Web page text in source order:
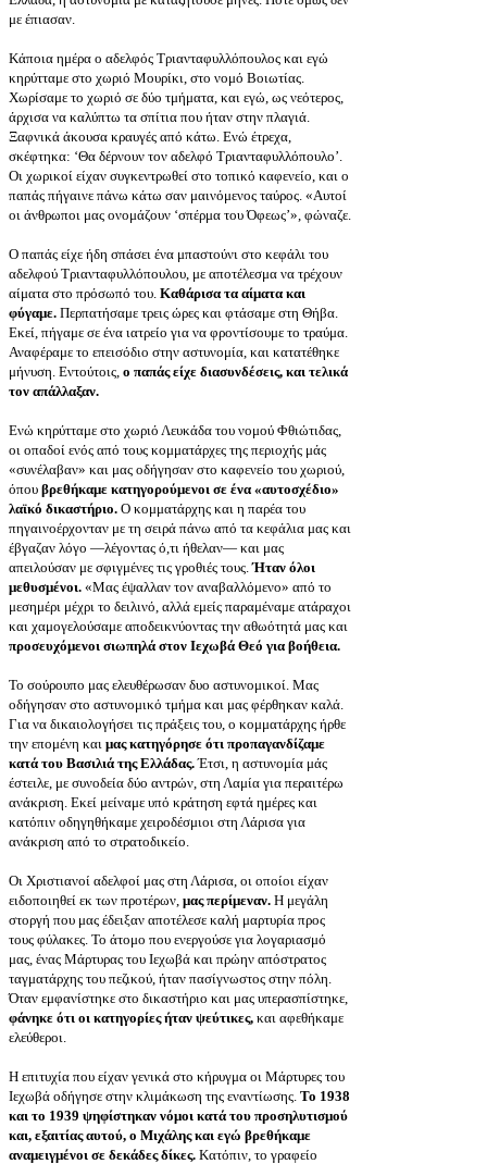
με έπιασαν.
Κάποια ημέρα ο αδελφός Τριανταφυλλόπουλος και εγώ
κηρύτταμε στο χωριό Μουρίκι, στο νομό Βοιωτίας.
Χωρίσαμε το χωριό σε δύο τμήματα, και εγώ, ως νεότερος,
άρχισα να καλύπτω τα σπίτια που ήταν στην πλαγιά.
Ξαφνικά άκουσα κραυγές από κάτω. Ενώ έτρεχα,
σκέφτηκα: ‘Θα δέρνουν τον αδελφό Τριανταφυλλόπουλο’.
Οι χωρικοί είχαν συγκεντρωθεί στο τοπικό καφενείο, και ο
παπάς πήγαινε πάνω κάτω σαν μαινόμενος ταύρος. «Αυτοί
οι άνθρωποι μας ονομάζουν ‘σπέρμα του Όφεως’», φώναζε.
Ο παπάς είχε ήδη σπάσει ένα μπαστούνι στο κεφάλι του
αδελφού Τριανταφυλλόπουλου, με αποτέλεσμα να τρέχουν
αίματα στο πρόσωπό του. Καθάρισα τα αίματα και
φύγαμε. Περπατήσαμε τρεις ώρες και φτάσαμε στη Θήβα.
Εκεί, πήγαμε σε ένα ιατρείο για να φροντίσουμε το τραύμα.
Αναφέραμε το επεισόδιο στην αστυνομία, και κατατέθηκε
μήνυση. Εντούτοις, ο παπάς είχε διασυνδέσεις, και τελικά
τον απάλλαξαν.
Ενώ κηρύτταμε στο χωριό Λευκάδα του νομού Φθιώτιδας,
οι οπαδοί ενός από τους κομματάρχες της περιοχής μάς
«συνέλαβαν» και μας οδήγησαν στο καφενείο του χωριού,
όπου βρεθήκαμε κατηγορούμενοι σε ένα «αυτοσχέδιο»
λαϊκό δικαστήριο. Ο κομματάρχης και η παρέα του
πηγαινοέρχονταν με τη σειρά πάνω από τα κεφάλια μας και
έβγαζαν λόγο —λέγοντας ό,τι ήθελαν— και μας
απειλούσαν με σφιγμένες τις γροθιές τους.Ήταν όλοι
μεθυσμένοι. «Μας έψαλλαν τον αναβαλλόμενο» από το
μεσημέρι μέχρι το δειλινό, αλλά εμείς παραμέναμε ατάραχοι
και χαμογελούσαμε αποδεικνύοντας την αθωότητά μας και
προσευχόμενοι σιωπηλά στον Ιεχωβά Θεό για βοήθεια.
Το σούρουπο μας ελευθέρωσαν δυο αστυνομικοί. Μας
οδήγησαν στο αστυνομικό τμήμα και μας φέρθηκαν καλά.
Για να δικαιολογήσει τις πράξεις του, ο κομματάρχης ήρθε
την επομένη και μας κατηγόρησε ότι προπαγανδίζαμε
κατά του Βασιλιά της Ελλάδας.Έτσι, η αστυνομία μάς
έστειλε, με συνοδεία δύο αντρών, στη Λαμία για περαιτέρω
ανάκριση. Εκεί μείναμε υπό κράτηση εφτά ημέρες και
κατόπιν οδηγηθήκαμε χειροδέσμιοι στη Λάρισα για
ανάκριση από το στρατοδικείο.
Οι Χριστιανοί αδελφοί μας στη Λάρισα, οι οποίοι είχαν
ειδοποιηθεί εκ των προτέρων, μας περίμεναν. Η μεγάλη
στοργή που μας έδειξαν αποτέλεσε καλή μαρτυρία προς
τους φύλακες. Το άτομο που ενεργούσε για λογαριασμό
μας, ένας Μάρτυρας του Ιεχωβά και πρώην απόστρατος
ταγματάρχης του πεζικού, ήταν πασίγνωστος στην πόλη.
Όταν εμφανίστηκε στο δικαστήριο και μας υπερασπίστηκε,
φάνηκε ότι οι κατηγορίες ήταν ψεύτικες, και αφεθήκαμε
ελεύθεροι.
Η επιτυχία που είχαν γενικά στο κήρυγμα οι Μάρτυρες του
Ιεχωβά οδήγησε στην κλιμάκωση της εναντίωσης. Το 1938
και το 1939 ψηφίστηκαν νόμοι κατά του προσηλυτισμού
και, εξαιτίας αυτού, ο Μιχάλης και εγώ βρεθήκαμε
αναμειγμένοι σε δεκάδες δίκες. Κατόπιν, το γραφείο